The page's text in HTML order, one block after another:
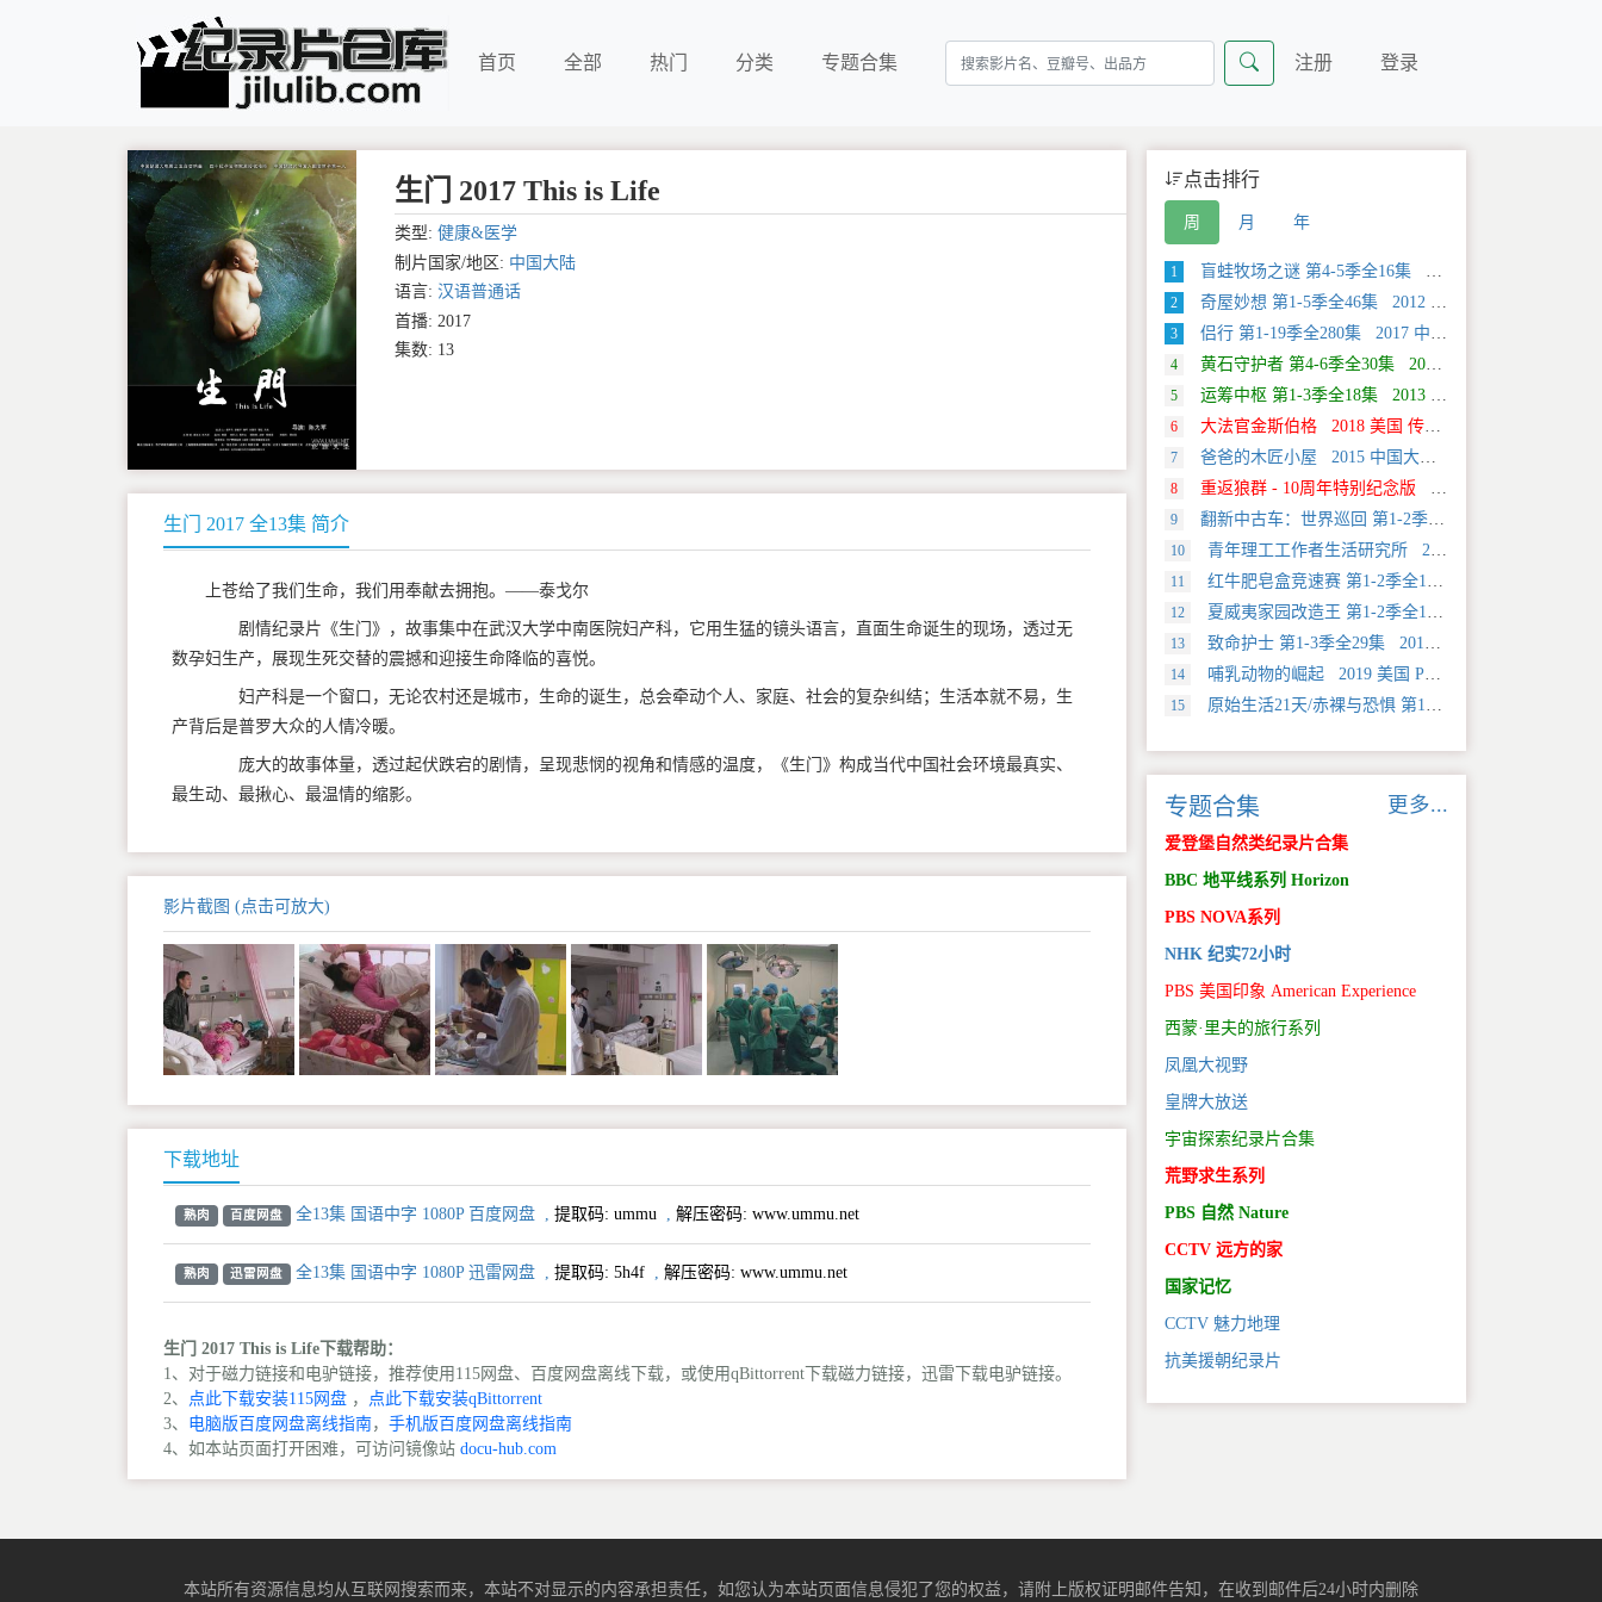
首页 全部 热门 分类 专题合集 注册 登录
生门 2017 This is Life
类型: 健康&医学
制片国家/地区: 中国大陆
语言: 汉语普通话
首播: 2017
集数: 13
生门 2017 全13集 简介
上苍给了我们生命，我们用奉献去拥抱。——泰戈尔
剧情纪录片《生门》，故事集中在武汉大学中南医院妇产科，它用生猛的镜头语言，直面生命诞生的现场，透过无
数孕妇生产，展现生死交替的震撼和迎接生命降临的喜悦。
妇产科是一个窗口，无论农村还是城市，生命的诞生，总会牵动个人、家庭、社会的复杂纠结；生活本就不易，生
产背后是普罗大众的人情冷暖。
庞大的故事体量，透过起伏跌宕的剧情，呈现悲悯的视角和情感的温度，《生门》构成当代中国社会环境最真实、
最生动、最揪心、最温情的缩影。
影片截图 (点击可放大)
下载地址
熟肉 百度网盘 全13集 国语中字 1080P 百度网盘 , 提取码:ummu , 解压密码: www.ummu.net
熟肉 迅雷网盘 全13集 国语中字 1080P 迅雷网盘 , 提取码:5h4f , 解压密码: www.ummu.net
生门 2017 This is Life下载帮助：
1、对于磁力链接和电驴链接，推荐使用115网盘、百度网盘离线下载，或使用qBittorrent下载磁力链接，迅雷下载电驴链接。
2、 点此下载安装115网盘 ， 点此下载安装qBittorrent
3、 电脑版百度网盘离线指南， 手机版百度网盘离线指南
4、如本站页面打开困难，可访问镜像站 docu-hub.com
点击排行
周 月 年
1 盲蛙牧场之谜 第4-5季全16集 2025 美国 Discovery 探索类纪录片
2 奇屋妙想 第1-5季全46集 2012 美国 HGTV 真人秀&舞台类纪录片
3 侣行 第1-19季全280集 2017 中国大陆 旅行类纪录片
4 黄石守护者 第4-6季全30集 2024 美国 Discovery 真人秀&舞台类纪录片
5 运筹中枢 第1-3季全18集 2013 美国 Discovery 科学类纪录片
6 大法官金斯伯格 2018 美国 传记类纪录片
7 爸爸的木匠小屋 2015 中国大陆 社会生活类纪录片
8 重返狼群 - 10周年特别纪念版 2021 中国大陆 自然类纪录片
9 翻新中古车：世界巡回 第1-2季全20集 2025 美国 Discovery 真人秀&舞台类纪录片
10 青年理工工作者生活研究所 2022 中国大陆 社会生活类纪录片
11 红牛肥皂盒竞速赛 第1-2季全12集 2025 美国 Discovery 运动类纪录片
12 夏威夷家园改造王 第1-2季全18集 2024 美国 HGTV 真人秀&舞台类纪录片
13 致命护士 第1-3季全29集 2016 英国 传记类纪录片
14 哺乳动物的崛起 2019 美国 PBS 自然类纪录片
15 原始生活21天/赤裸与恐惧 第18季全12集 2025 美国 Discovery 真人秀&舞台类纪录片
专题合集 更多...
爱登堡自然类纪录片合集
BBC 地平线系列 Horizon
PBS NOVA系列
NHK 纪实72小时
PBS 美国印象 American Experience
西蒙·里夫的旅行系列
凤凰大视野
皇牌大放送
宇宙探索纪录片合集
荒野求生系列
PBS 自然 Nature
CCTV 远方的家
国家记忆
CCTV 魅力地理
抗美援朝纪录片
本站所有资源信息均从互联网搜索而来，本站不对显示的内容承担责任，如您认为本站页面信息侵犯了您的权益，请附上版权证明邮件告知，在收到邮件后24小时内删除